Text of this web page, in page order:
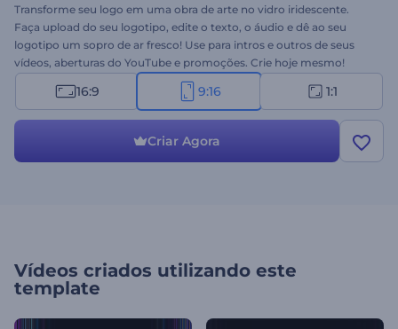
Transforme seu logo em uma obra de arte no vidro iridescente.
Faça upload do seu logotipo, edite o texto, o áudio e dê ao seu
logotipo um sopro de ar fresco! Use para intros e outros de seus
vídeos, aberturas do YouTube e promoções. Crie hoje mesmo!
16:9 9:16 1:1
Criar Agora
Vídeos criados utilizando este
template